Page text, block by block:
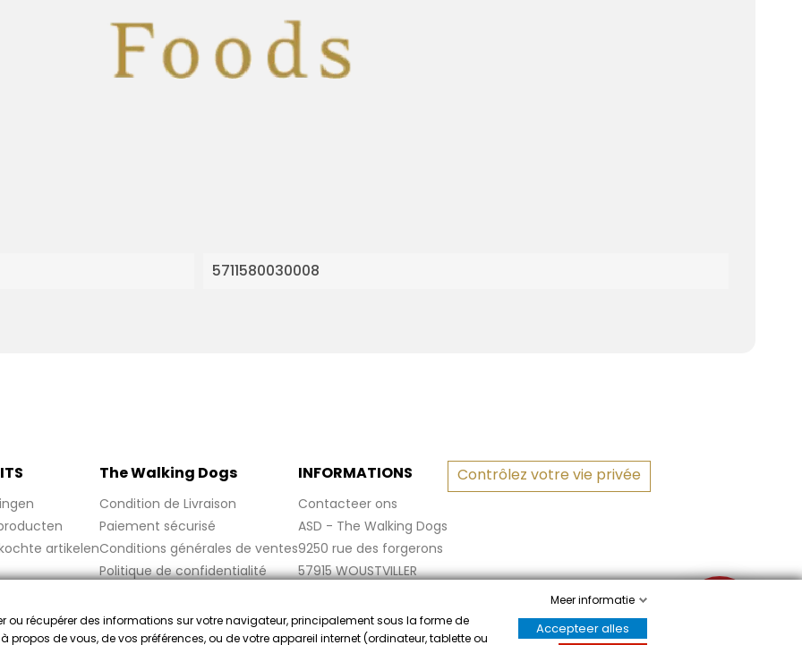
5711580030008
artikelen
The Walking Dogs
Condition de Livraison
Paiement sécurisé
Conditions générales de ventes
Politique de confidentialité
Mentions légales
FAQ
INFORMATIONS
Contacteer ons
ASD - The Walking Dogs
9250 rue des forgerons
57915 WOUSTVILLER
Contrôlez votre vie privée
ou récupérer des informations sur votre navigateur, principalement sous la forme de
propos de vous, de vos préférences, ou de votre appareil internet (ordinateur, tablette ou
Meer informatie
Accepteer alles